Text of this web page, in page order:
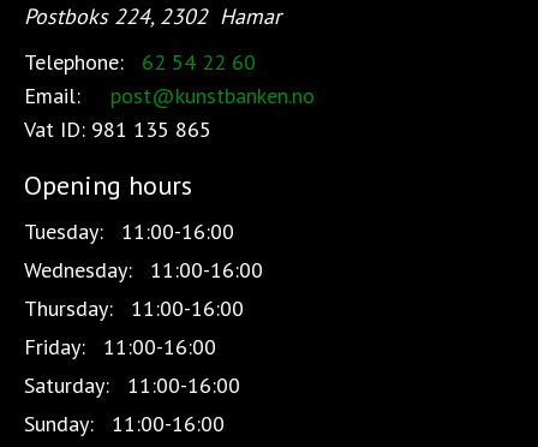
Postboks 224, 2302 Hamar
Telephone:
62 54 22 60
Email:
post@kunstbanken.no
Vat ID: 981 135 865
Opening hours
Tuesday:
11:00-16:00
Wednesday:
11:00-16:00
Thursday:
11:00-16:00
Friday:
11:00-16:00
Saturday:
11:00-16:00
Sunday:
11:00-16:00